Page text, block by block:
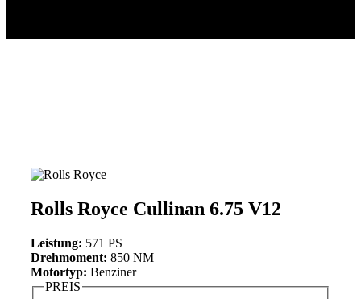
Rolls Royce Cullinan 6.75 V12
Leistung: 571 PS
Drehmoment: 850 NM
Motortyp: Benziner
PREIS